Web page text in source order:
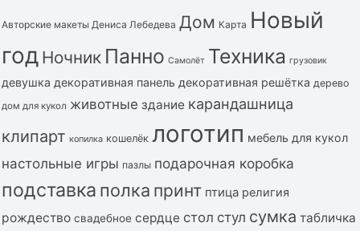
Авторские макеты Дениса Лебедева Дом Карта Новый
год Ночник Панно Самолёт Техника грузовик
девушка декоративная панель декоративная решётка дерево
дом для кукол животные здание карандашница
клипарт копилка кошелёк логотип мебель для кукол
настольные игры пазлы подарочная коробка
подставка полка принт птица религия
рождество свадебное сердце стол стул сумка табличка